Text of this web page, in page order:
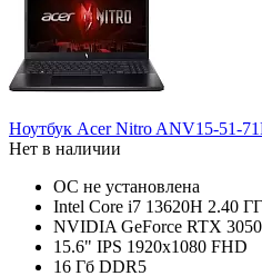
Ноутбук Acer Nitro ANV15-51-
Нет в наличии
ОС не установлена
Intel Core i7 13620H 2.40
NVIDIA GeForce RTX
15.6" IPS 1920x1080 FHD
16 Гб DDR5